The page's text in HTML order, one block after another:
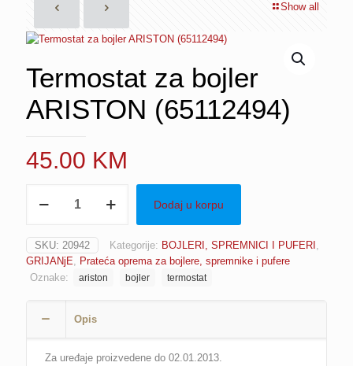
Show all
Termostat za bojler
ARISTON (65112494)
45.00 KM
ARISTON
(65112494)
količina
Dodaj u korpu
SKU: 20942 Kategorije: BOJLERI, SPREMNICI I PUFERI ,
GRIJANjE, Prateća oprema za bojlere, spremnike i pufere
Oznake:
ariston bojler termostat
Opis
Za uređaje proizvedene do 02.01.2013.